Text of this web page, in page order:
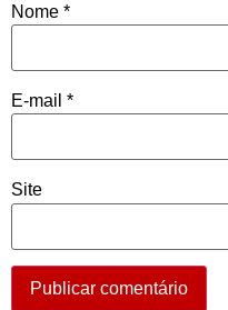
Nome *
E-mail *
Site